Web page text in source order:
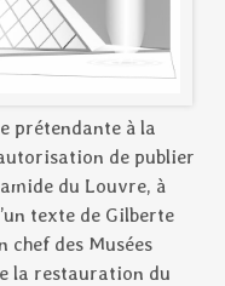
prétendante à la
de publier
du Louvre, à
texte de Gilberte
chef des Musées
la restauration du